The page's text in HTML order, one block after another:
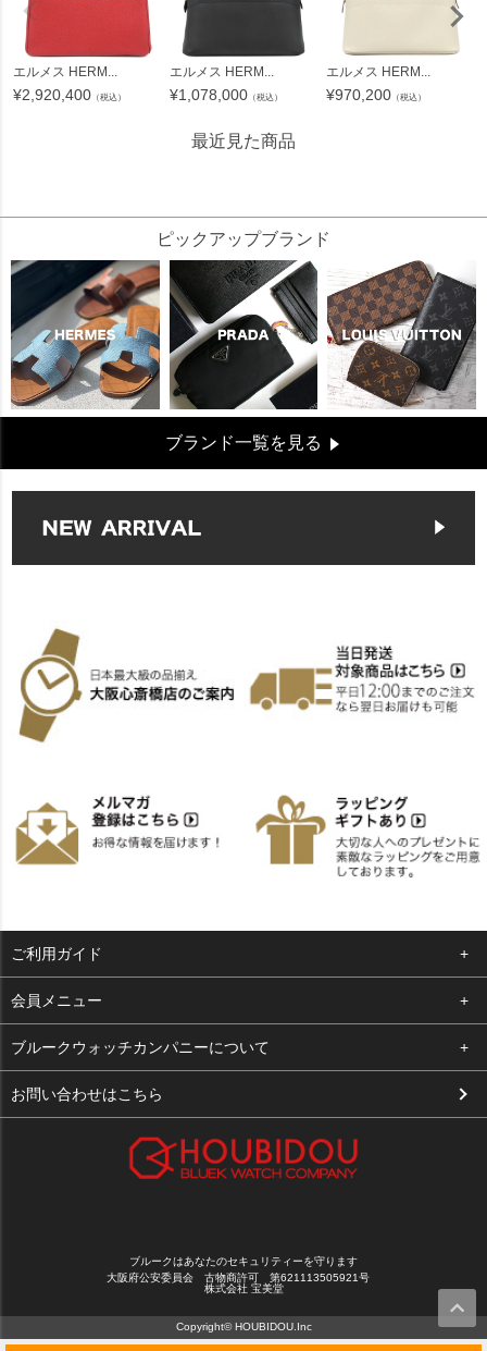
エルメス HERM...
¥2,920,400 （税込）
エルメス HERM...
¥1,078,000 （税込）
エルメス HERM...
¥970,200 （税込）
最近見た商品
ピックアップブランド
ブランド一覧を見る
ご利用ガイド
よくある質問
支払い・送料
お客様の声
会員メニュー
ログイン
お気に入り
ブルークウォッチカンパニーについて
会社概要
お問い合わせはこちら
ブルークはあなたのセキュリティーを守ります
大阪府公安委員会 古物商許可 第621113505921号
株式会社 宝美堂
Copyright© HOUBIDOU.Inc